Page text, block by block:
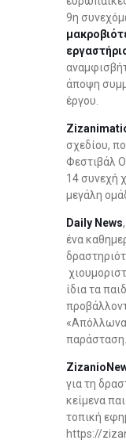
9η
άποψη
έργου.
σχεδίου,
Φεστιβάλ
14 συνεχή
μεγάλη
Daily News
ένα
ίδια τα
παράσταση.
για τη
κείμενα
τοπική
https://